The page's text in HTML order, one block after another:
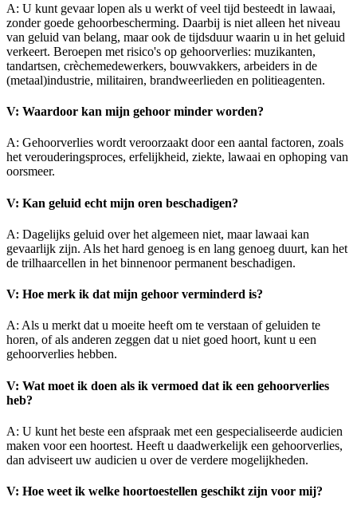
A: U kunt gevaar lopen als u werkt of veel tijd besteedt in lawaai,
zonder goede gehoorbescherming. Daarbij is niet alleen het niveau
van geluid van belang, maar ook de tijdsduur waarin u in het geluid
verkeert. Beroepen met risico's op gehoorverlies: muzikanten,
tandartsen, crèchemedewerkers, bouwvakkers, arbeiders in de
(metaal)industrie, militairen, brandweerlieden en politieagenten.
V: Waardoor kan mijn gehoor minder worden?
A: Gehoorverlies wordt veroorzaakt door een aantal factoren, zoals
het verouderingsproces, erfelijkheid, ziekte, lawaai en ophoping van
oorsmeer.
V: Kan geluid echt mijn oren beschadigen?
A: Dagelijks geluid over het algemeen niet, maar lawaai kan
gevaarlijk zijn. Als het hard genoeg is en lang genoeg duurt, kan het
de trilhaarcellen in het binnenoor permanent beschadigen.
V: Hoe merk ik dat mijn gehoor verminderd is?
A: Als u merkt dat u moeite heeft om te verstaan of geluiden te
horen, of als anderen zeggen dat u niet goed hoort, kunt u een
gehoorverlies hebben.
V: Wat moet ik doen als ik vermoed dat ik een gehoorverlies
heb?
A: U kunt het beste een afspraak met een gespecialiseerde audicien
maken voor een hoortest. Heeft u daadwerkelijk een gehoorverlies,
dan adviseert uw audicien u over de verdere mogelijkheden.
V: Hoe weet ik welke hoortoestellen geschikt zijn voor mij?